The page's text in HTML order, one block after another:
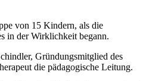
von 15 Kindern, als die
in der Wirklichkeit begann.
Gründungsmitglied des
die pädagogische Leitung.